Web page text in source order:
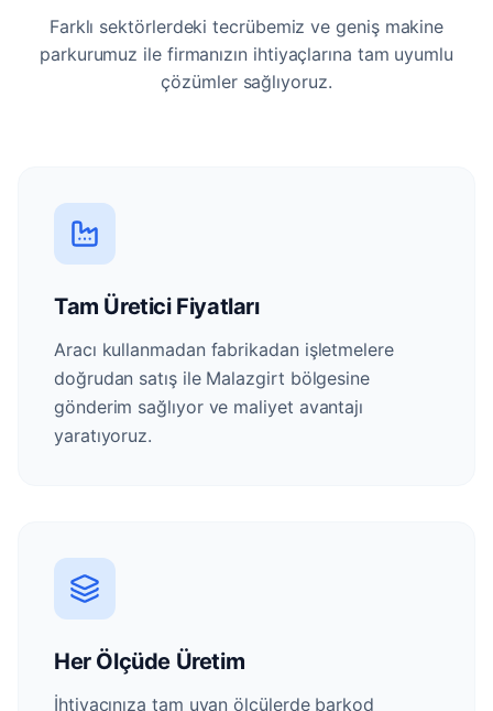
Farklı sektörlerdeki tecrübemiz ve geniş makine
parkurumuz ile firmanızın ihtiyaçlarına tam uyumlu
çözümler sağlıyoruz.
Tam Üretici Fiyatları
Aracı kullanmadan fabrikadan işletmelere
doğrudan satış ile Malazgirt bölgesine
gönderim sağlıyor ve maliyet avantajı
yaratıyoruz.
Her Ölçüde Üretim
İhtiyacınıza tam uyan ölçülerde barkod